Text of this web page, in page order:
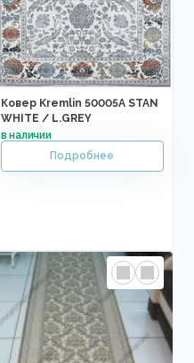
Ковер Kremlin 50005A STAN
WHITE / L.GREY